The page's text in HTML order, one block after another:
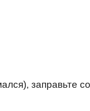
заправьте